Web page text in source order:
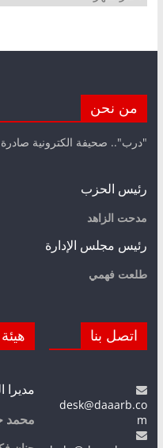
من نحن
"درب".. صحيفة الكترونية
رئيس الحزب
مدحت الزاهد
رئيس مجلس الإدارة
طلعت فهمي
اتصل بنا
desk@daaarb.co
m
مديرا
محمد